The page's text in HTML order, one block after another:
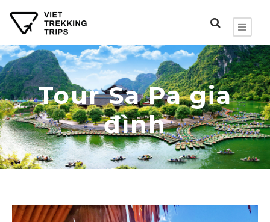
Tour Sa Pa gia
đình